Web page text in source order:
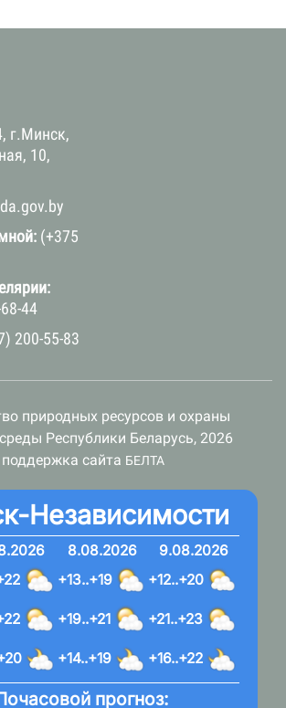
г.Минск,
10,
(+375
44
200-55-83
природных ресурсов и охраны
Республики Беларусь, 2026
сайта БЕЛТА
Независимости
8.08.2026
+13..+19
+19..+21
+14..+19
9.08.2026
+12..+20
+21..+23
+16..+22
прогноз: